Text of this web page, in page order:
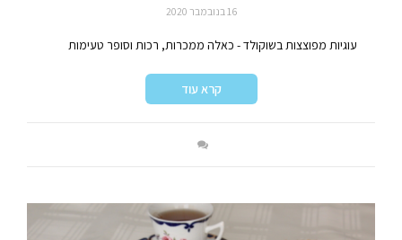
16 בנובמבר 2020
עוגיות מפוצצות בשוקולד - כאלה ממכרות, רכות וסופר טעימות
קרא עוד